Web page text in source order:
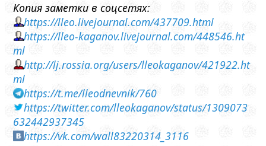
Копия заметки в соцсетях:
https://lleo.livejournal.com/437709.html
https://lleo-kaganov.livejournal.com/448546.ht
ml
http://lj.rossia.org/users/lleokaganov/421922.ht
ml
https://t.me/lleodnevnik/760
https://twitter.com/lleokaganov/status/1309073
632442937345
https://vk.com/wall83220314_3116